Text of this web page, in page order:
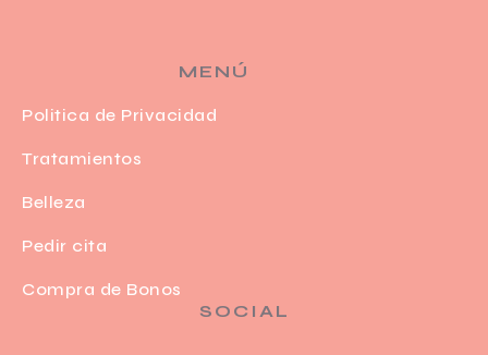
MENÚ
Politica de Privacidad
Tratamientos
Belleza
Pedir cita
Compra de Bonos
SOCIAL